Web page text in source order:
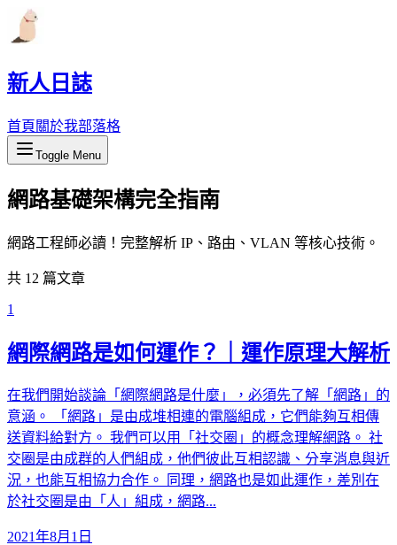
新人日誌
首頁 關於我部落格
Toggle Menu
網路基礎架構完全指南
網路工程師必讀！完整解析 IP、路由、VLAN 等核心技術。
共 12 篇文章
1
網際網路是如何運作？｜運作原理大解析
在我們開始談論「網際網路是什麼」，必須先了解「網路」的
意涵。 「網路」是由成堆相連的電腦組成，它們能夠互相傳
送資料給對方。 我們可以用「社交圈」的概念理解網路。 社
交圈是由成群的人們組成，他們彼此互相認識、分享消息與近
況，也能互相協力合作。 同理，網路也是如此運作，差別在
於社交圈是由「人」組成，網路...
2021年8月1日